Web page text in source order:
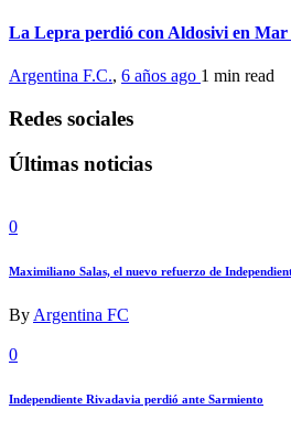
La Lepra perdió con Aldosivi en Mar
Argentina F.C., 6 años ago 1 min read
Redes sociales
Últimas noticias
0
Maximiliano Salas, el nuevo refuerzo de
By Argentina FC
0
Independiente Rivadavia perdió ante Sarmiento